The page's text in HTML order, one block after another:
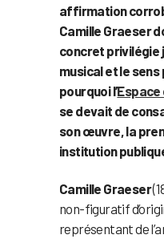
affirmation
Camille Graeser
concret privilégie
musical et le sens
pourquoi l’Espace
se devait de
son œuvre, la
institution
Camille Graeser
non-figuratif
représentant de